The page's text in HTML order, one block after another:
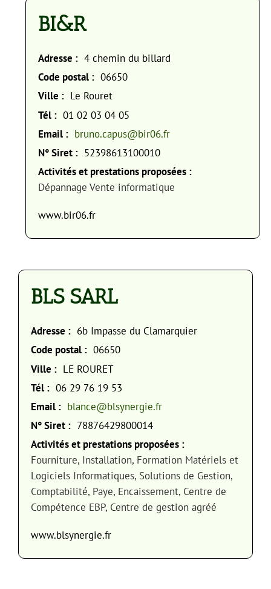
BI&R
Adresse : 4 chemin du billard
Code postal : 06650
Ville : Le Rouret
Tél : 01 02 03 04 05
Email : bruno.capus@bir06.fr
N° Siret : 52398613100010
Activités et prestations proposées :
Dépannage Vente informatique
www.bir06.fr
BLS SARL
Adresse : 6b Impasse du Clamarquier
Code postal : 06650
Ville : LE ROURET
Tél : 06 29 76 19 53
Email : blance@blsynergie.fr
N° Siret : 78876429800014
Activités et prestations proposées :
Fourniture, Installation, Formation Matériels et
Logiciels Informatiques, Solutions de Gestion,
Comptabilité, Paye, Encaissement, Centre de
Compétence EBP, Centre de gestion agréé
www.blsynergie.fr